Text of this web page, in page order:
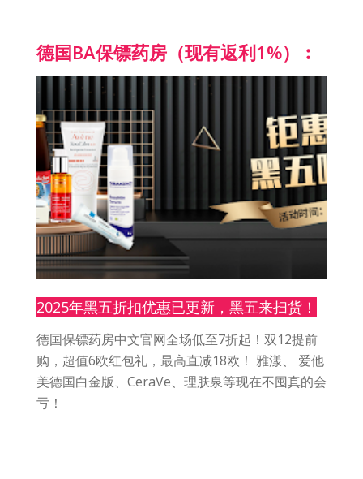
德国BA保镖药房（现有返利1%）︰
2025年黑五折扣优惠已更新，黑五来扫货！
德国保镖药房中文官网全场低至7折起！双12提前
购，超值6欧红包礼，最高直减18欧！ 雅漾、 爱他
美德国白金版、CeraVe、理肤泉等现在不囤真的会
亏！